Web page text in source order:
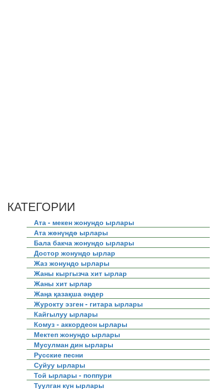
КАТЕГОРИИ
Ата - мекен жонундо ырлары
Ата жөнүндө ырлары
Бала бакча жонундо ырлары
Достор жонундо ырлар
Жаз жонундо ырлары
Жаны кыргызча хит ырлар
Жаны хит ырлар
Жаңа қазақша әндер
Журокту эзген - гитара ырлары
Кайгылуу ырлары
Комуз - аккордеон ырлары
Мектеп жонундо ырлары
Мусулман дин ырлары
Русские песни
Суйуу ырлары
Той ырлары - поппури
Туулган күн ырлары